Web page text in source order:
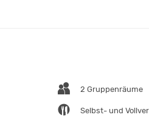
2 Gruppenräume
Selbst- und